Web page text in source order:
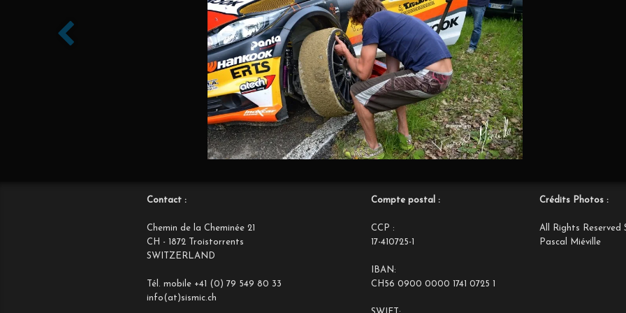
Contact :
Chemin de la Cheminée 21
CH - 1872 Troistorrents
SWITZERLAND
Tél. mobile +41 (0) 79 549 80 33
info(at)sismic.ch
Compte postal :
CCP :
17-410725-1
IBAN:
CH56 0900 0000 1741 0725 1
Crédits Photos :
All Rights Reserved
Pascal Miéville